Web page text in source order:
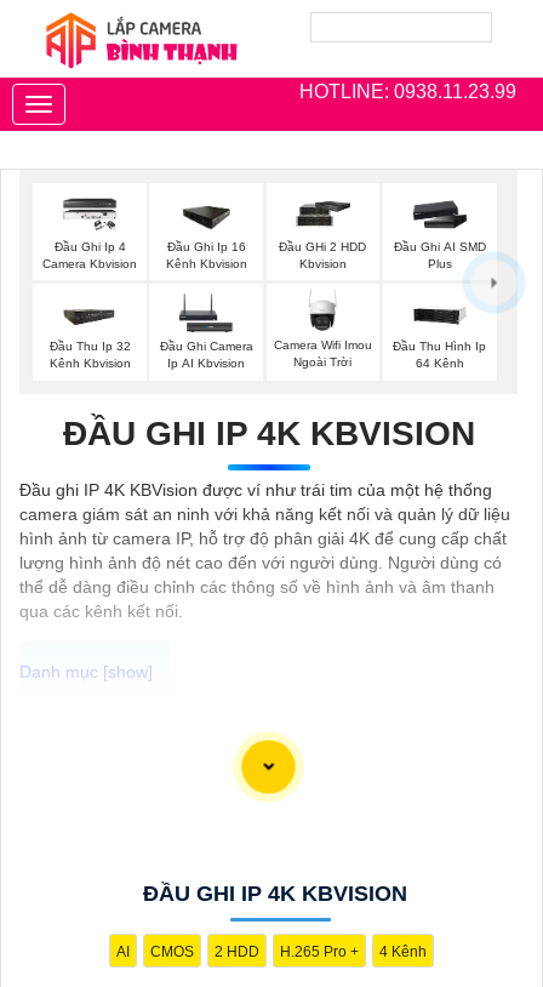
HOTLINE: 0938.11.23.99
Toggle
navigation
Đầu Ghi Ip 4
Camera Kbvision
Đầu Ghi Ip 16
Kênh Kbvision
Đầu GHi 2 HDD
Kbvision
Đầu Ghi AI SMD
Plus
Đầu Thu Ip 32
Kênh Kbvision
Đầu Ghi Camera
Ip AI Kbvision
Camera Wifi Imou
Ngoài Trời
Đầu Thu Hình Ip
64 Kênh
ĐẦU GHI IP 4K KBVISION
Đầu ghi IP 4K KBVision được ví như trái tim của một hệ thống
camera giám sát an ninh với khả năng kết nối và quản lý dữ liệu
hình ảnh từ camera IP, hỗ trợ độ phân giải 4K để cung cấp chất
lượng hình ảnh độ nét cao đến với người dùng. Người dùng có
thể dễ dàng điều chỉnh các thông số về hình ảnh và âm thanh
qua các kênh kết nối.
Chào bạn, dưới đây là một số câu giới thiệu cho việc mua
Camera Kbvision với chiết khấu cao và giải pháp phù hợp trong
ngữ cảnh của một đại lý công nghệ:
"Chào anh/chị! Bạn đang tìm kiếm Camera Kbvision với
"Bạn muốn mua Camera Kbvision với giá ưu đãi và giải
pháp phù hợp? Liên hệ ngay với chúng tôi để được hỗ trợ tốt
nhất từ đội ngũ chuyên gia có kinh nghiệm!"
ĐẦU GHI IP 4K KBVISION
AI CMOS 2 HDD H.265 Pro + 4 Kênh